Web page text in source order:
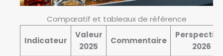
Comparatif et tableaux de référence
Indicateur
Valeur
2025
Commentaire
2026